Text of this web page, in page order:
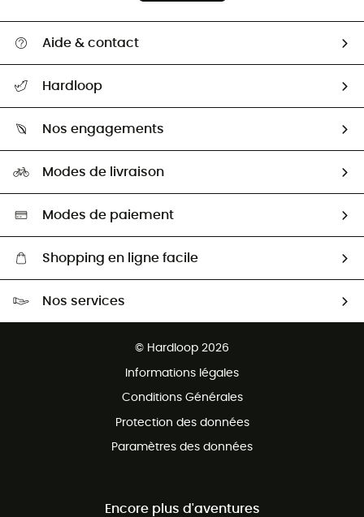
Aide & contact
Guide des tailles
Seconde Main
Aide & Contact
Hardloop
HardGuides
Nos engagements
Sélection éco-responsable
Modes de livraison
Modes de paiement
Shopping en ligne facile
Nos services
© Hardloop 2026
Informations légales
Conditions Générales
Protection des données
Paramètres des données
Encore plus d'aventures